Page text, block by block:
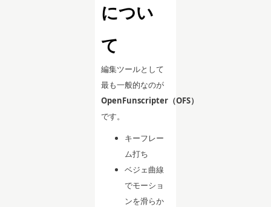
につい
て
編集ツールとして
最も一般的なのが
OpenFunscripter（OFS）
です。
キーフレー
ム打ち
ベジェ曲線
でモーショ
ンを滑らか